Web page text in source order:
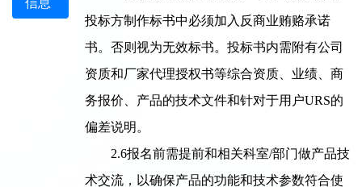
投标方制作标书中必须加入反商业贿赂承诺
书。否则视为无效标书。投标书内需附有公司
资质和厂家代理授权书等综合资质、业绩、商
务报价、产品的技术文件和针对于用户URS的
偏差说明。
2.6报名前需提前和相关科室/部门做产品技
术交流，以确保产品的功能和技术参数符合使